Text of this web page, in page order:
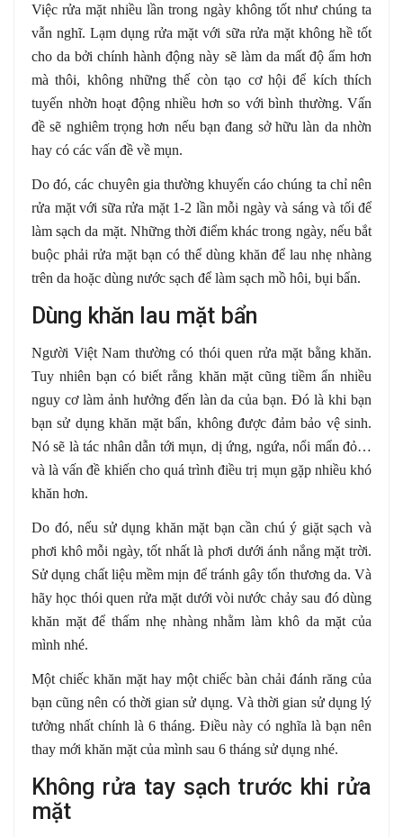
Việc rửa mặt nhiều lần trong ngày không tốt như chúng ta
vẫn nghĩ. Lạm dụng rửa mặt với sữa rửa mặt không hề tốt
cho da bởi chính hành động này sẽ làm da mất độ ẩm hơn
mà thôi, không những thế còn tạo cơ hội để kích thích
tuyến nhờn hoạt động nhiều hơn so với bình thường. Vấn
đề sẽ nghiêm trọng hơn nếu bạn đang sở hữu làn da nhờn
hay có các vấn đề về mụn.
Do đó, các chuyên gia thường khuyến cáo chúng ta chỉ nên
rửa mặt với sữa rửa mặt 1-2 lần mỗi ngày và sáng và tối để
làm sạch da mặt. Những thời điểm khác trong ngày, nếu bắt
buộc phải rửa mặt bạn có thể dùng khăn để lau nhẹ nhàng
trên da hoặc dùng nước sạch để làm sạch mồ hôi, bụi bẩn.
Dùng khăn lau mặt bẩn
Người Việt Nam thường có thói quen rửa mặt bằng khăn.
Tuy nhiên bạn có biết rằng khăn mặt cũng tiềm ẩn nhiều
nguy cơ làm ảnh hưởng đến làn da của bạn. Đó là khi bạn
bạn sử dụng khăn mặt bẩn, không được đảm bảo vệ sinh.
Nó sẽ là tác nhân dẫn tới mụn, dị ứng, ngứa, nổi mẩn đỏ…
và là vấn đề khiến cho quá trình điều trị mụn gặp nhiều khó
khăn hơn.
Do đó, nếu sử dụng khăn mặt bạn cần chú ý giặt sạch và
phơi khô mỗi ngày, tốt nhất là phơi dưới ánh nắng mặt trời.
Sử dụng chất liệu mềm mịn để tránh gây tổn thương da. Và
hãy học thói quen rửa mặt dưới vòi nước chảy sau đó dùng
khăn mặt để thấm nhẹ nhàng nhằm làm khô da mặt của
mình nhé.
Một chiếc khăn mặt hay một chiếc bàn chải đánh răng của
bạn cũng nên có thời gian sử dụng. Và thời gian sử dụng lý
tưởng nhất chính là 6 tháng. Điều này có nghĩa là bạn nên
thay mới khăn mặt của mình sau 6 tháng sử dụng nhé.
Không rửa tay sạch trước khi rửa
mặt